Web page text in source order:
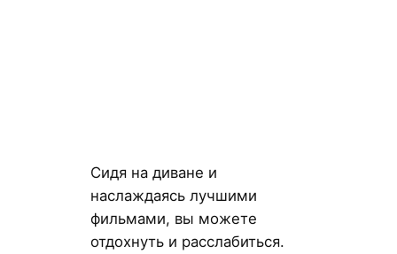
Сидя на диване и
наслаждаясь лучшими
фильмами, вы можете
отдохнуть и расслабиться.